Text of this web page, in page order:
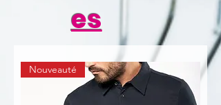
es
Nouveauté